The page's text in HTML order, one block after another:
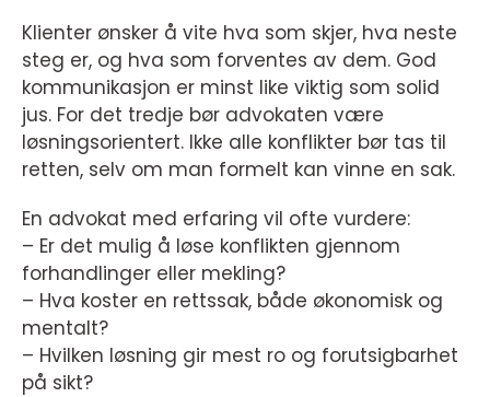
Klienter ønsker å vite hva som skjer, hva neste
steg er, og hva som forventes av dem. God
kommunikasjon er minst like viktig som solid
jus. For det tredje bør advokaten være
løsningsorientert. Ikke alle konflikter bør tas til
retten, selv om man formelt kan vinne en sak.
En advokat med erfaring vil ofte vurdere:
– Er det mulig å løse konflikten gjennom
forhandlinger eller mekling?
– Hva koster en rettssak, både økonomisk og
mentalt?
– Hvilken løsning gir mest ro og forutsigbarhet
på sikt?